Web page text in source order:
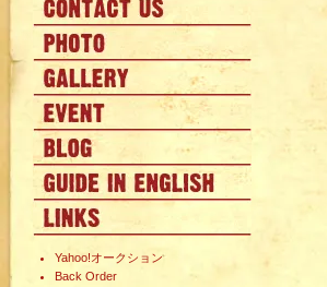
Yahoo!オークション
Back Order